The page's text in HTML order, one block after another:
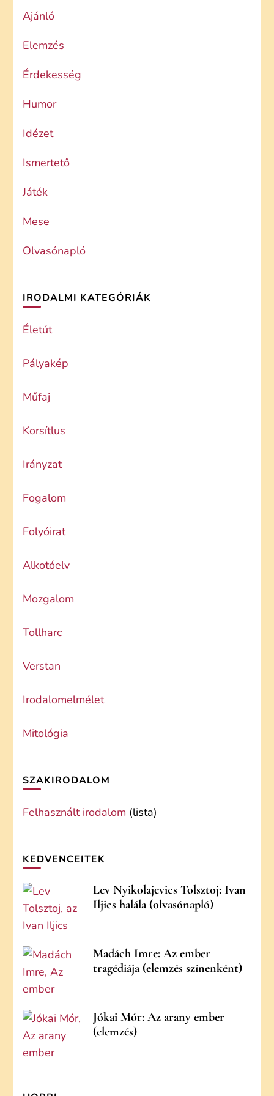
Ajánló
Elemzés
Érdekesség
Humor
Idézet
Ismertető
Játék
Mese
Olvasónapló
IRODALMI KATEGÓRIÁK
Életút
Pályakép
Műfaj
Korsítlus
Irányzat
Fogalom
Folyóirat
Alkotóelv
Mozgalom
Tollharc
Verstan
Irodalomelmélet
Mitológia
SZAKIRODALOM
Felhasznált irodalom (lista)
KEDVENCEITEK
Lev Nyikolajevics Tolsztoj: Ivan
Iljics halála (olvasónapló)
Madách Imre: Az ember
tragédiája (elemzés színenként)
Jókai Mór: Az arany ember
(elemzés)